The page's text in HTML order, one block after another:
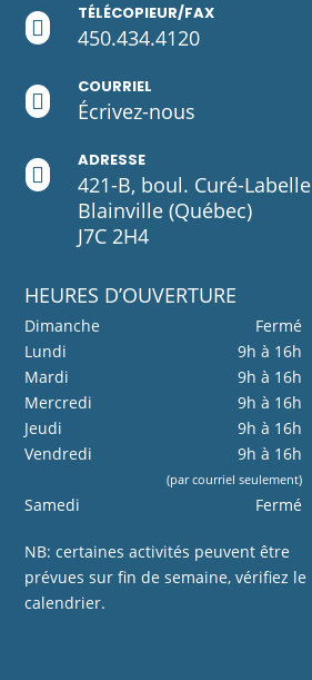

TÉLÉCOPIEUR/FAX
450.434.4120

COURRIEL
Écrivez-nous

ADRESSE
421-B, boul. Curé-Labelle
Blainville (Québec)
J7C 2H4
HEURES D’OUVERTURE
Dimanche
Fermé
Lundi
9h à 16h
Mardi
9h à 16h
Mercredi
9h à 16h
Jeudi
9h à 16h
Vendredi
9h à 16h
(par courriel seulement)
Samedi Fermé
NB: certaines activités peuvent être
prévues sur fin de semaine, vérifiez le
calendrier.